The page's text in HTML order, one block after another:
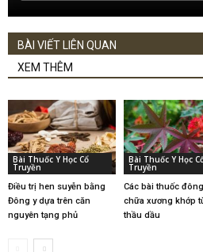
BÀI VIẾT LIÊN QUAN
XEM THÊM
Bài Thuốc Y Học Cổ
Truyền
Điều trị hen suyễn bằng
Đông y dựa trên căn
nguyên tạng phủ
Bài Thuốc Y Học
Truyền
Các bài thuốc
chữa xương khớp
thầu dầu